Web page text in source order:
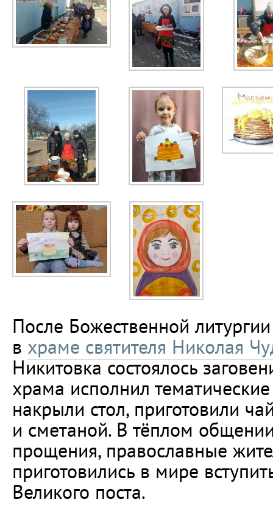
После Божественной
в храме святителя Николая
Никитовка состоялось
храма исполнил
накрыли стол, приготовили
и сметаной. В тёплом
прощения, православные
приготовились в мире
Великого поста.